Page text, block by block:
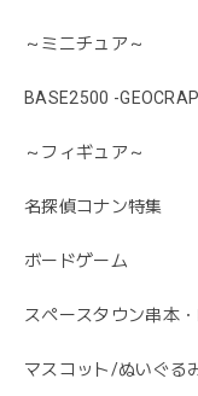
～ミニチュア～
BASE2500 -
～フィギュア～
名探偵コナン特集
ボードゲーム
スペースタウン串本
マスコット/ぬいぐる